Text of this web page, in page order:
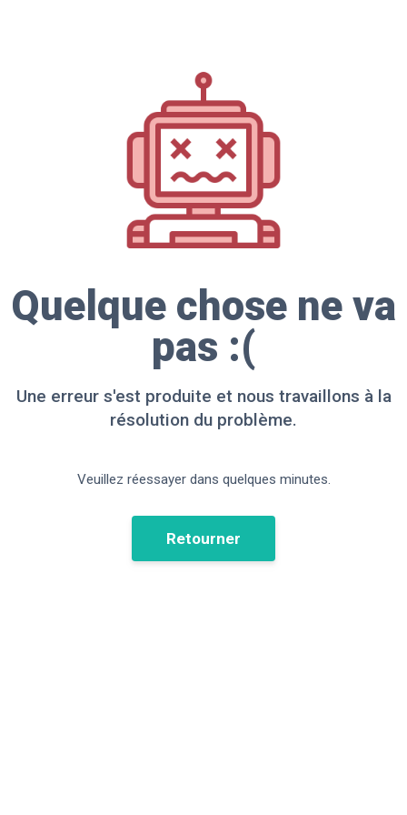
Quelque chose ne va
pas :(
Une erreur s'est produite et nous travaillons à la
résolution du problème.
Veuillez réessayer dans quelques minutes.
Retourner